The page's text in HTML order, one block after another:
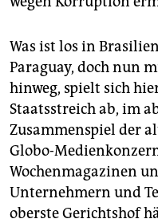
Was ist los in
Paraguay, doch nun
hinweg, spielt sich
Staatsstreich ab, im
Zusammenspiel der
Globo-
Wochenmagazinen
Unternehmern und
oberste Gerichtshof